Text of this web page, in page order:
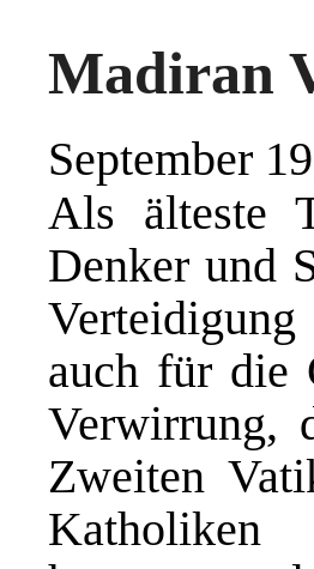
Madiran
September
Als älteste
Denker und
auch für die
Verwirrung,
Zweiten